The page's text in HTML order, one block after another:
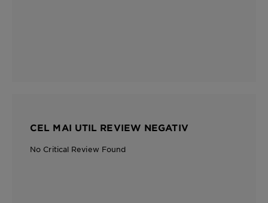
CEL MAI UTIL REVIEW NEGATIV
No Critical Review Found